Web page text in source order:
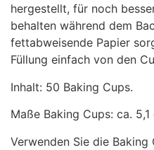
hergestellt, für noch
behalten während dem
fettabweisende Papier
Füllung einfach von den
Inhalt: 50 Baking Cups.
Maße Baking Cups: ca.
Verwenden Sie die